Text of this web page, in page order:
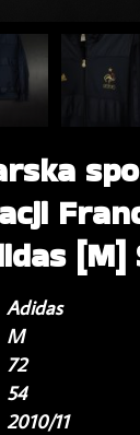
[M]
Adidas
M
72
54
2010/11